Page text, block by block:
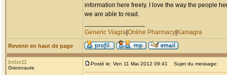
information here freely. I love the way the people
we are able to read.
Generic Viagra Online Pharmacy Kamagra
Revenir en haut de page
bebe11
Grioonaute
Posté le: Ven 11 Mai 2012 09:41 Sujet du message: